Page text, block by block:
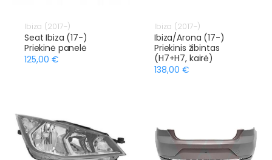
Ibiza (2017-)
Seat Ibiza (17-)
Priekinė panelė
125,00 €
Ibiza (2017-)
Ibiza/Arona (17-)
Priekinis žibintas
(H7+H7, kairė)
138,00 €